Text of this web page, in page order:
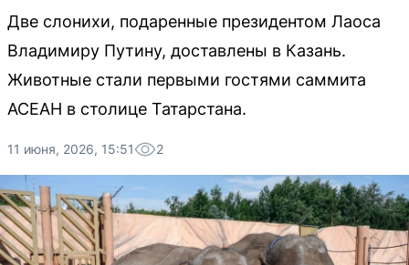
Две слонихи, подаренные президентом Лаоса
Владимиру Путину, доставлены в Казань.
Животные стали первыми гостями саммита
АСЕАН в столице Татарстана.
11 июня, 2026, 15:51 2